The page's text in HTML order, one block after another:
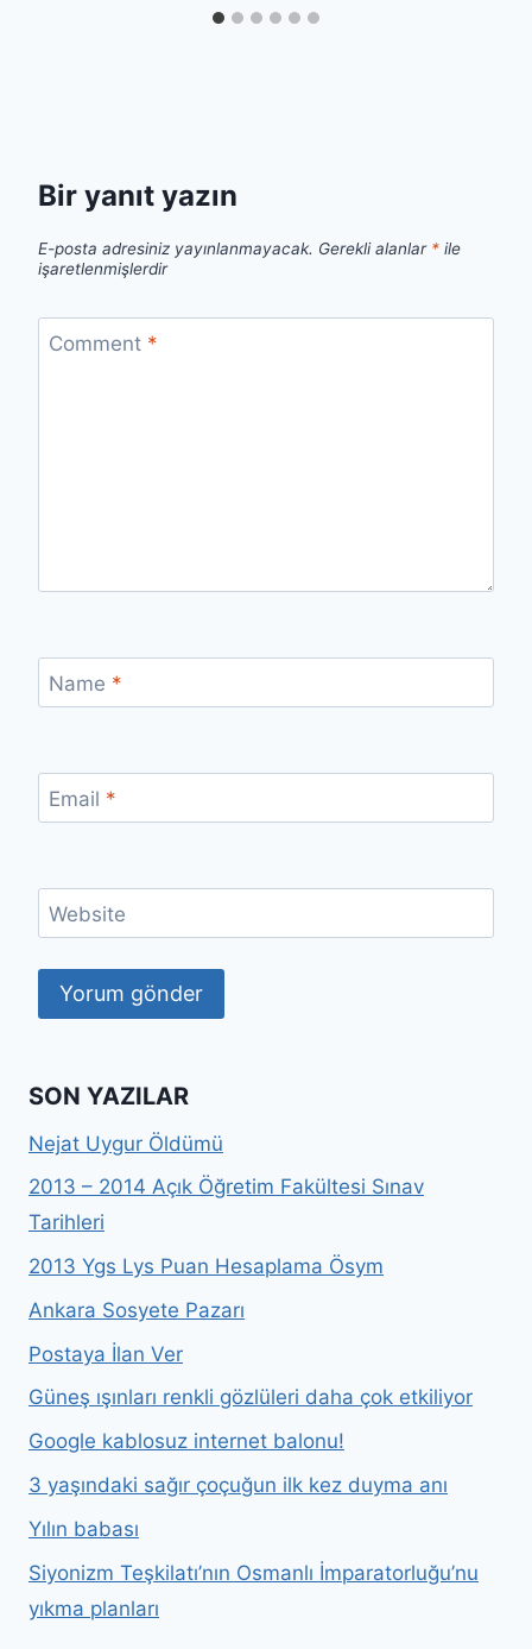
Bir yanıt yazın
E-posta adresiniz yayınlanmayacak. Gerekli alanlar * ile
işaretlenmişlerdir
Comment *
Name *
Email *
Website
SON YAZILAR
Nejat Uygur Öldümü
2013 – 2014 Açık Öğretim Fakültesi Sınav
Tarihleri
2013 Ygs Lys Puan Hesaplama Ösym
Ankara Sosyete Pazarı
Postaya İlan Ver
Güneş ışınları renkli gözlüleri daha çok etkiliyor
Google kablosuz internet balonu!
3 yaşındaki sağır çoçuğun ilk kez duyma anı
Yılın babası
Siyonizm Teşkilatı’nın Osmanlı İmparatorluğu’nu
yıkma planları